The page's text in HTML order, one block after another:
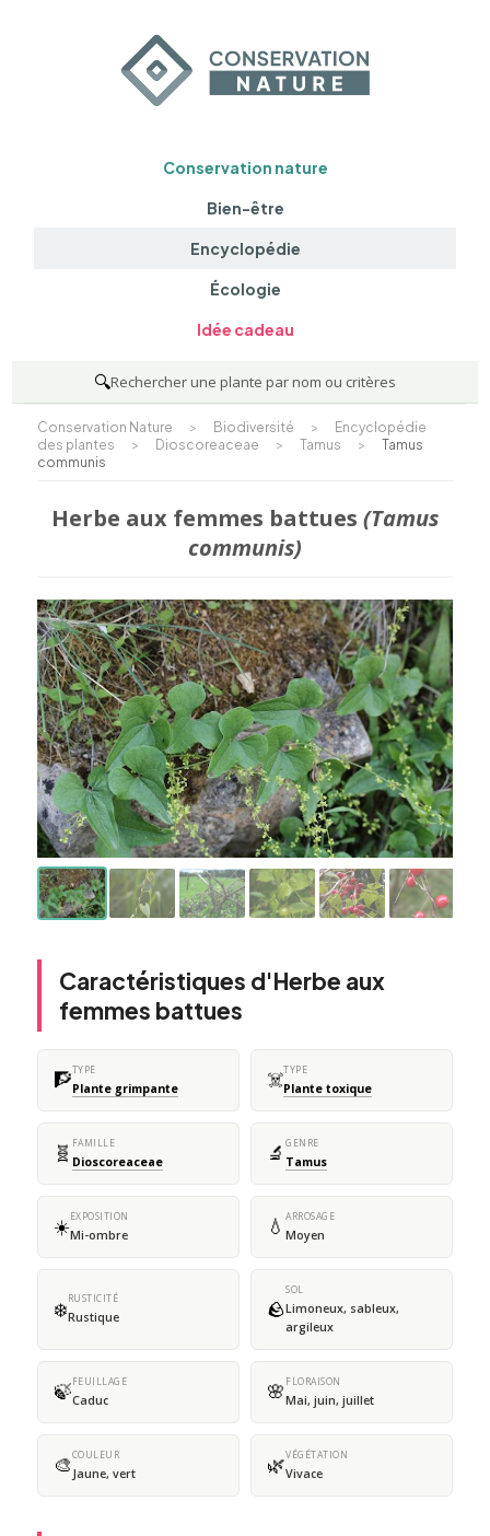
Conservation nature
Bien-être
Encyclopédie
Écologie
Idée cadeau
🔍Rechercher une plante par nom ou critères
Conservation Nature > Biodiversité >
Encyclopédie
des plantes
> Dioscoreaceae > Tamus >
Tamus
communis
Herbe aux femmes battues (Tamus
communis)
Caractéristiques d'Herbe aux
femmes battues
🧗TYPE
Plante grimpante ☠️TYPE
Plante toxique
🧬 FAMILLE
Dioscoreaceae 🔬 GENRE
Tamus
☀️EXPOSITION
Mi-ombre 💧 ARROSAGE
Moyen
❄️RUSTICITÉ
Rustique 🪨
SOL
Limoneux, sableux,
argileux
🍃FEUILLAGE
Caduc 🌸 FLORAISON
Mai, juin, juillet
🎨COULEUR
Jaune, vert 🌿VÉGÉTATION
Vivace